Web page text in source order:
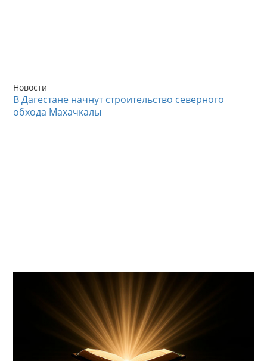
Новости
В Дагестане начнут строительство северного
обхода Махачкалы